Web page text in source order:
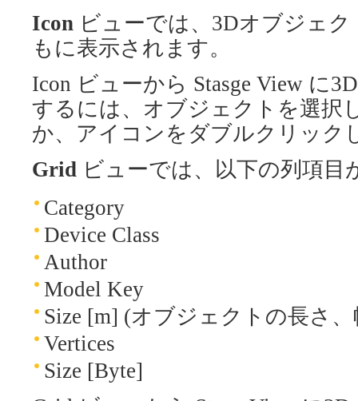
Icon ビューでは、3Dオブジェ
もに表示されます。
Icon ビューから Stasge View に
するには、オブジェクトを選択
か、アイコンをダブルクリック
Grid ビューでは、以下の列項目
Category
Device Class
Author
Model Key
Size [m] (オブジェクトの長さ
Vertices
Size [Byte]